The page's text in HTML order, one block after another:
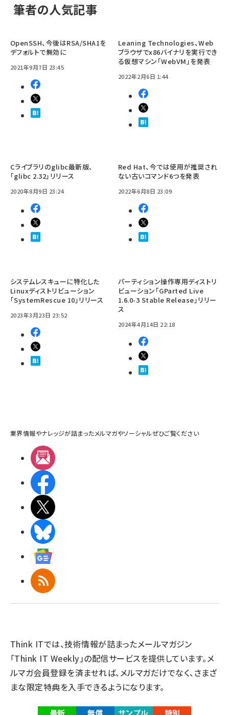
筆者の人気記事
OpenSSH、今後はRSA/SHA1を
デフォルトで無効に
2021年9月7日 23:45
Leaning Technologies、Web
ブラウザでx86バイナリを実行でき
る仮想マシン「WebVM」を発表
2022年2月6日 1:44
Cライブラリのglibc最新版、
「glibc 2.32」リリース
2020年8月9日 23:24
Red Hat、今では使用が推奨され
ない古いコマンド6つを発表
2022年6月8日 23:09
システムレスキューに特化した
Linuxディストリビューション
「SystemRescue 10」リリース
2023年3月23日 23:52
パーティション操作専用ディストリ
ビューション「GParted Live
1.6.0-3 Stable Release」リリー
ス
2024年4月14日 22:18
業界情報やナレッジが詰まったメルマガやソーシャルぜひご覧ください
RSS
Think ITでは、技術情報が詰まったメールマガジン
「Think IT Weekly」の配信サービスを提供しています。メ
ルマガ会員登録を済ませれば、メルマガだけでなく、さまざ
まな限定特典を入手できるようになります。